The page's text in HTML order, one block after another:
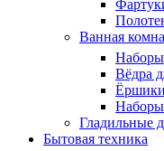
Ванная
Наборы
Вёдра
Ёршики
Наборы
Гладильные
Бытовая техника